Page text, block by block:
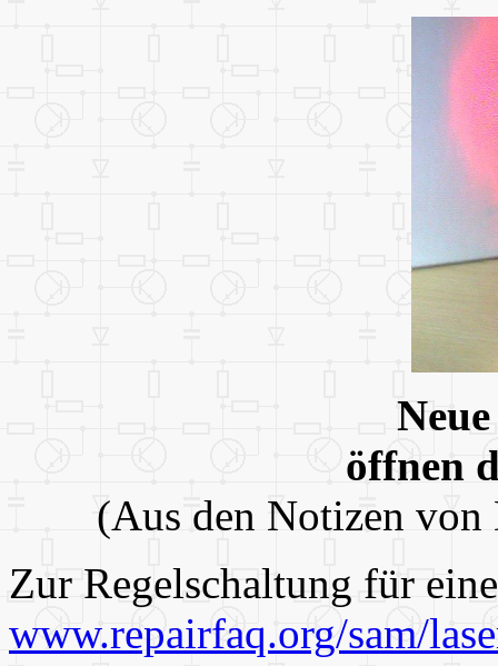
öffnen
(Aus den Notizen
Zur Regelschaltung für
www.repairfaq.org/sam/